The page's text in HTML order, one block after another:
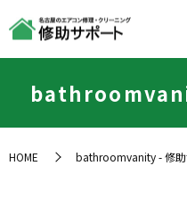
HOME bathroomvanity - 修助